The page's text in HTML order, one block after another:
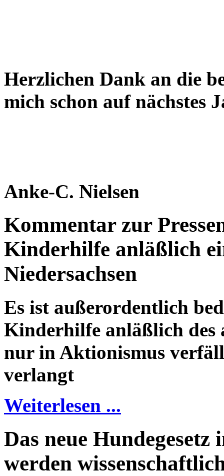
Herzlichen Dank an die
mich schon auf nächstes
Anke-C. Nielsen
Kommentar zur
Kinderhilfe anläßlich
Niedersachsen
Es ist außerordentlich
Kinderhilfe anläßlich des
nur in Aktionismus
verlangt
Weiterlesen ...
Das neue
werden